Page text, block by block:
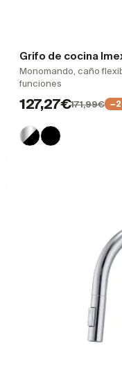
Grifo de cocina
Monomando, caño
funciones
127,27€171,99€